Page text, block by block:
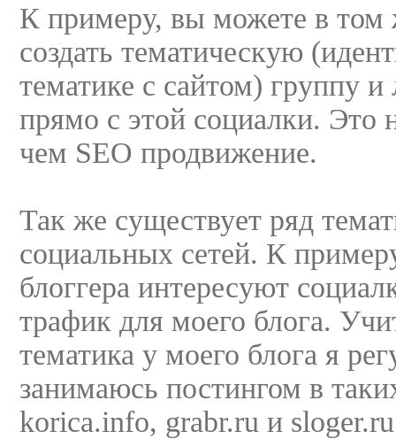
К примеру, вы можете в том
создать тематическую
тематике с сайтом) группу и
прямо с этой социалки. Это
чем SEO продвижение.
Так же существует ряд
социальных сетей. К
блоггера интересуют
трафик для моего блога.
тематика у моего блога я
занимаюсь постингом в
korica.info, grabr.ru и